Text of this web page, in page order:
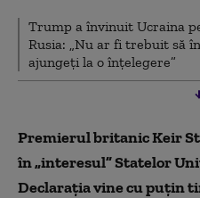
Trump a învinuit Ucraina
Rusia: „Nu ar fi trebuit să
ajungeți la o înțelegere”
Premierul britanic Keir
în „interesul” Statelor
Declarația vine cu puţin